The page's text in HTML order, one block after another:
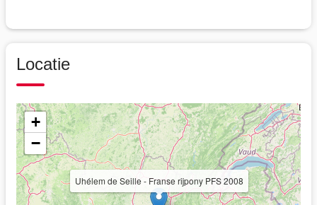
Locatie
Uhélem de Seille - Franse rijpony PFS 2008
+
−